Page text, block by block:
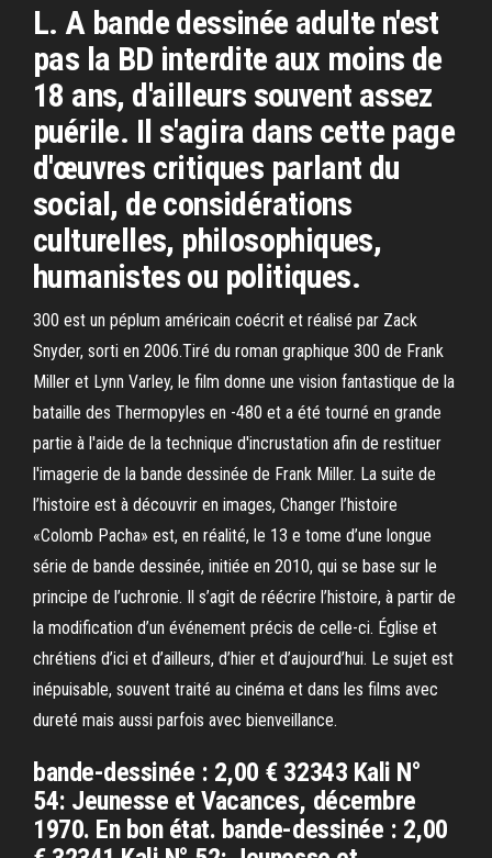
L. A bande dessinée adulte n'est
pas la BD interdite aux moins de
18 ans, d'ailleurs souvent assez
puérile. Il s'agira dans cette page
d'œuvres critiques parlant du
social, de considérations
culturelles, philosophiques,
humanistes ou politiques.
300 est un péplum américain coécrit et réalisé par Zack
Snyder, sorti en 2006.Tiré du roman graphique 300 de Frank
Miller et Lynn Varley, le film donne une vision fantastique de la
bataille des Thermopyles en -480 et a été tourné en grande
partie à l'aide de la technique d'incrustation afin de restituer
l'imagerie de la bande dessinée de Frank Miller. La suite de
l’histoire est à découvrir en images, Changer l’histoire
«Colomb Pacha» est, en réalité, le 13 e tome d’une longue
série de bande dessinée, initiée en 2010, qui se base sur le
principe de l’uchronie. Il s’agit de réécrire l’histoire, à partir de
la modification d’un événement précis de celle-ci. Église et
chrétiens d’ici et d’ailleurs, d’hier et d’aujourd’hui. Le sujet est
inépuisable, souvent traité au cinéma et dans les films avec
dureté mais aussi parfois avec bienveillance.
bande-dessinée : 2,00 € 32343 Kali N°
54: Jeunesse et Vacances, décembre
1970. En bon état. bande-dessinée : 2,00